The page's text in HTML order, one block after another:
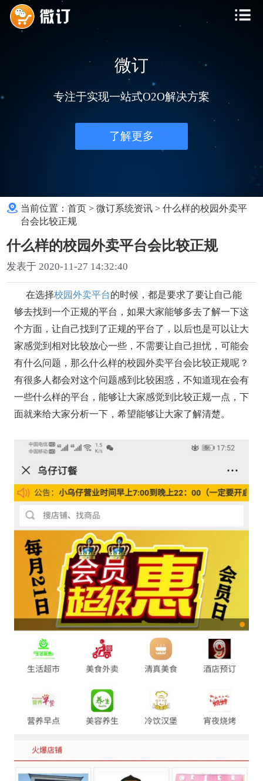
微订
专注于实现一站式O2O解决方案
了解更多
当前位置：首页 >微订系统资讯 >什么样的校园外卖平
台会比较正规
什么样的校园外卖平台会比较正规
发表于 2020-11-27 14:32:40
在选择校园外卖平台的时候，都是要求了要让自己能
够去找到一个正规的平台，如果大家能够多去了解一下这
个方面，让自己找到了正规的平台了，以后也是可以让大
家感觉到相对比较放心一些，不需要让自己担忧，可能会
有什么问题，那么什么样的校园外卖平台会比较正规呢？
有很多人都会对这个问题感到比较困惑，不知道现在会有
一些什么样的平台，能够让大家感觉到比较正规一点，下
面就来给大家分析一下，希望能够让大家了解清楚。